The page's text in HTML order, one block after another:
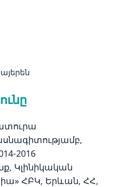
2016
Կլինիկական
ՀԲԿ, Երևան, ՀՀ,